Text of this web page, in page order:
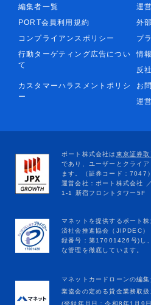
編集者一覧
運
PORT会員利用規約
外
コンプライアンスポリシー
プ
行動ターゲティング広告につい
て
情
反
カスタマーハラスメントポリシ
ー
お
運
マネットカードローンの編
業協会の定める貸金業務取
(登録年月日：令和8年1月9